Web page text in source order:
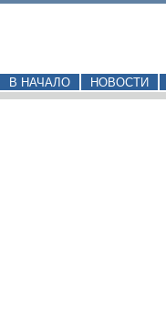
В НАЧАЛО НОВОСТИ